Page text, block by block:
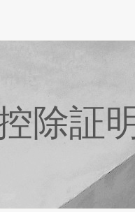
除証